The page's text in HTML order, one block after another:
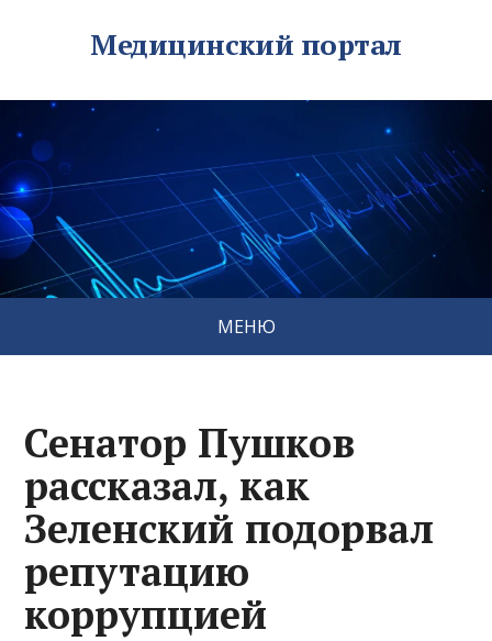
Медицинский портал
МЕНЮ
Сенатор Пушков
рассказал, как
Зеленский подорвал
репутацию
коррупцией